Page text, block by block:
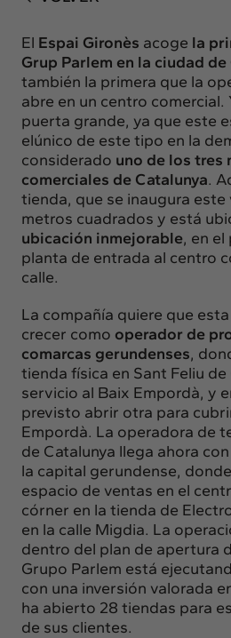
El Espai Gironès acoge la
Grup Parlem en la ciudad de
también la primera que la
abre en un centro comercial.
puerta grande, ya que este
elúnico de este tipo en la
considerado uno de los tres
comerciales de Catalunya.
tienda, que se inaugura
metros cuadrados y está
ubicación inmejorable, en el
planta de entrada al centro
calle.
La compañía quiere que
crecer como operador de
comarcas gerundenses,
tienda física en Sant Feliu
servicio al Baix Empordà, y
previsto abrir otra para
Empordà. La operadora de
de Catalunya llega ahora
la capital gerundense,
espacio de ventas en el
córner en la tienda de
en la calle Migdia. La
dentro del plan de apertura
Grupo Parlem está
con una inversión valorada
ha abierto 28 tiendas para
de sus clientes.